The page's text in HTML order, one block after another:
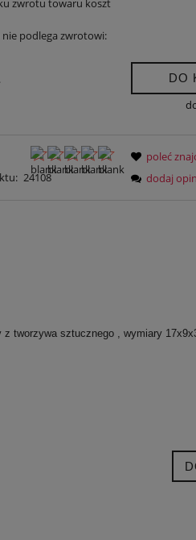
zwrotu towaru koszt
podlega zwrotowi:
DO
24108
poleć
dodaj
tworzywa sztucznego , wymiary